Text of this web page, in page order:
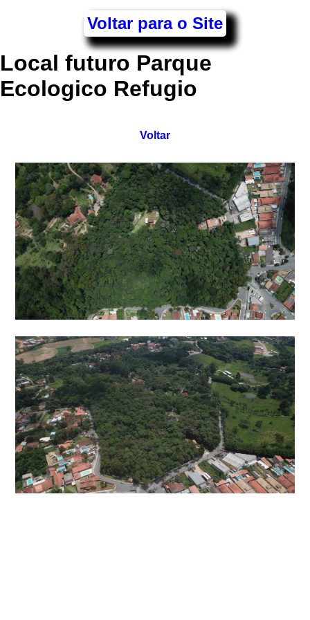
Voltar para o Site
Local futuro Parque
Ecologico Refugio
Voltar